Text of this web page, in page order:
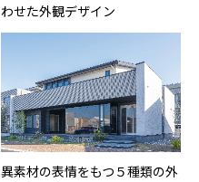
わせた外観デザイン
異素材の表情をもつ５種類の外